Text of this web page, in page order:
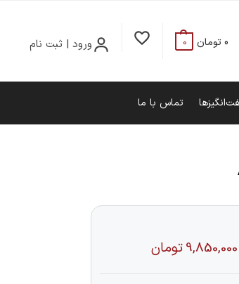
ورود | ثبت نام 0 تومان 0
تماس با ما
9,850,000تومان